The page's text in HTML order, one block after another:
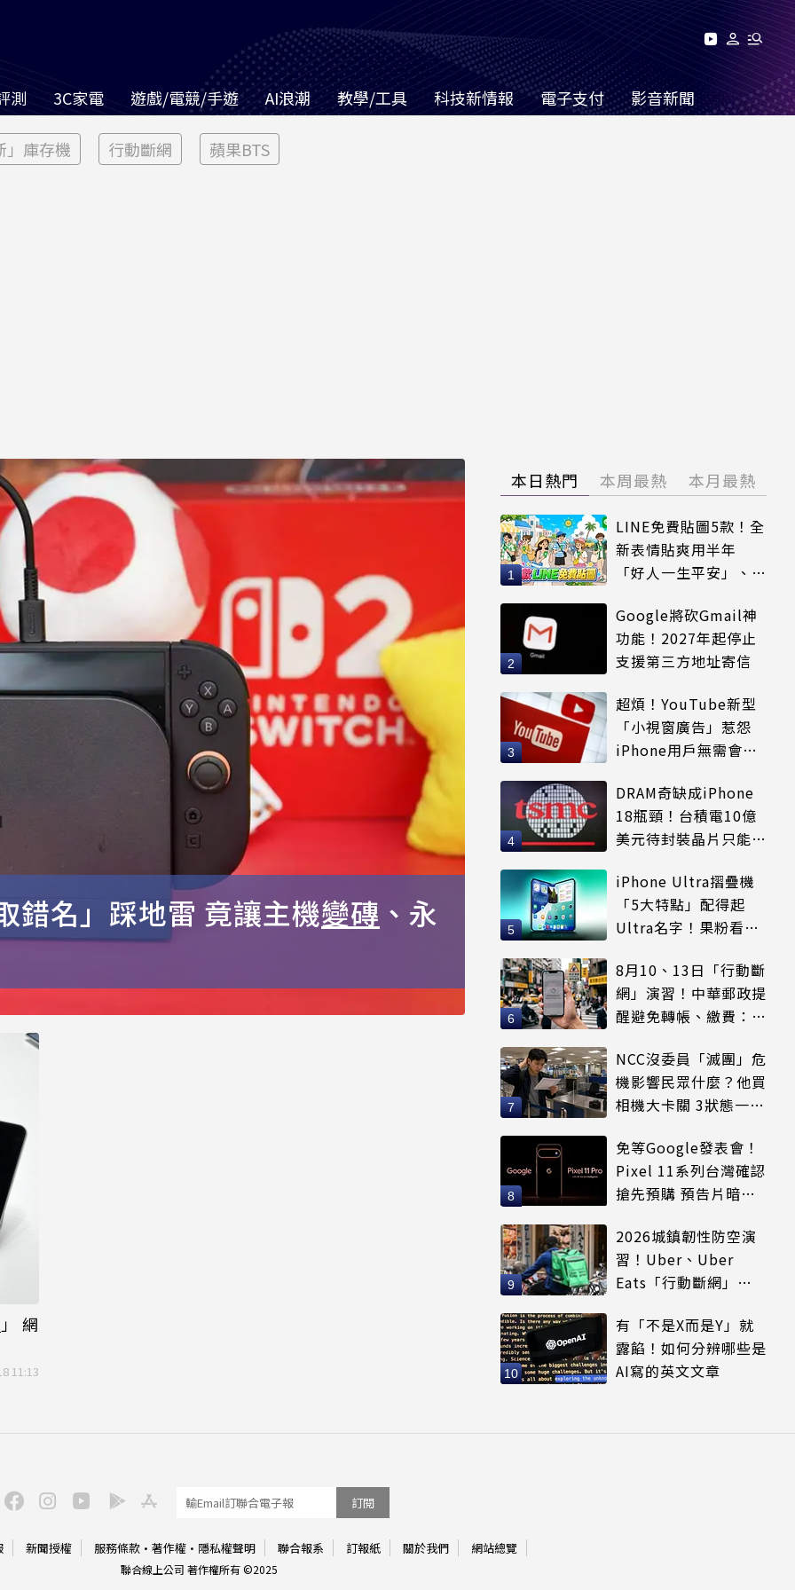
測 3C家電 遊戲/電競/手遊 AI浪潮 教學/工具 科技新情報 電子支付 影音新聞
」庫存機 行動斷網 蘋果BTS
名」踩地雷 竟讓主機變磚 、永
」 網
11:13
本日熱門 本周最熱 本月最熱
LINE免費貼圖5款！全
新表情貼爽用半年
「好人一生平安」、
Google將砍Gmail神
功能！2027年起停止
支援第三方地址寄信
超煩！YouTube新型
「小視窗廣告」惹怨
iPhone用戶無需會員
DRAM奇缺成iPhone
18瓶頸！台積電10億
美元待封裝晶片只能枯
iPhone Ultra摺疊機
「5大特點」配得起
Ultra名字！果粉看完
8月10、13日「行動斷
網」演習！中華郵政提
醒避免轉帳、繳費：務
NCC沒委員「滅團」危
機影響民眾什麼？他買
相機大卡關 3狀態一同
免等Google發表會！
Pixel 11系列台灣確認
搶先預購 預告片暗示
2026城鎮韌性防空演
習！Uber、Uber
Eats「行動斷網」注
有「不是X而是Y」就
露餡！如何分辨哪些是
AI寫的英文文章
訂閱
新聞授權 服務條款 · 著作權 · 隱私權聲明 聯合報系 訂報紙 關於我們 網站總覽
聯合線上公司 著作權所有 ©2025